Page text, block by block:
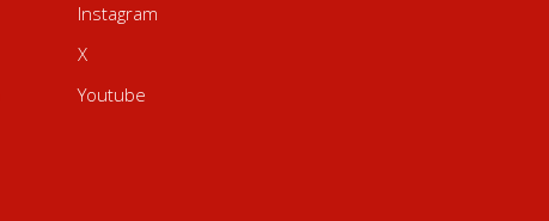
Instagram
X
Youtube